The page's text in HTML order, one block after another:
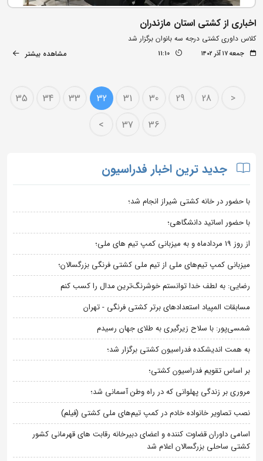
اخباری از کشتی استان مازندران
کلاس داوری کشتی درجه سه بانوان برگزار شد
جمعه ۱۷ آذر ۱۴۰۲ 11:10 مشاهده بیشتر
<
28
29
30
31
32
33
34
35
36
37
>
جدید ترین اخبار فدراسیون
با حضور در خانه کشتی شیراز انجام شد؛
با حضور اساتید دانشگاهی؛
از روز 19 مردادماه و به میزبانی کمپ تیم های ملی؛
میزبانی کمپ تیم‌های ملی از تیم ملی کشتی فرنگی بزرگسالان؛
رضایی: به لطف خدا توانستم خوشرنگ‌ترین مدال را کسب کنم
مسابقات المپیاد استعدادهای برتر کشتی فرنگی - تهران
شمسی‌پور: با سلاح زیرگیری به طلای جهان رسیدم
به همت اندیشکده فدراسیون کشتی برگزار شد؛
بر اساس تقویم فدراسیون کشتی؛
مروری بر زندگی پهلوانی که در راه وطن آسمانی شد؛
نصب تصاویر خانواده خادم در کمپ تیم‌های ملی کشتی (فیلم)
اسامی داوران قضاوت کننده و اعضای دبیرخانه رقابت های قهرمانی کشور
کشتی ساحلی بزرگسالان اعلام شد